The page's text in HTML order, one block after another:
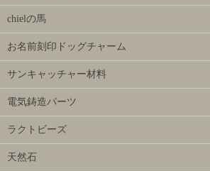
chielの馬
お名前刻印ドッグチャーム
サンキャッチャー材料
電気鋳造パーツ
ラクトビーズ
天然石